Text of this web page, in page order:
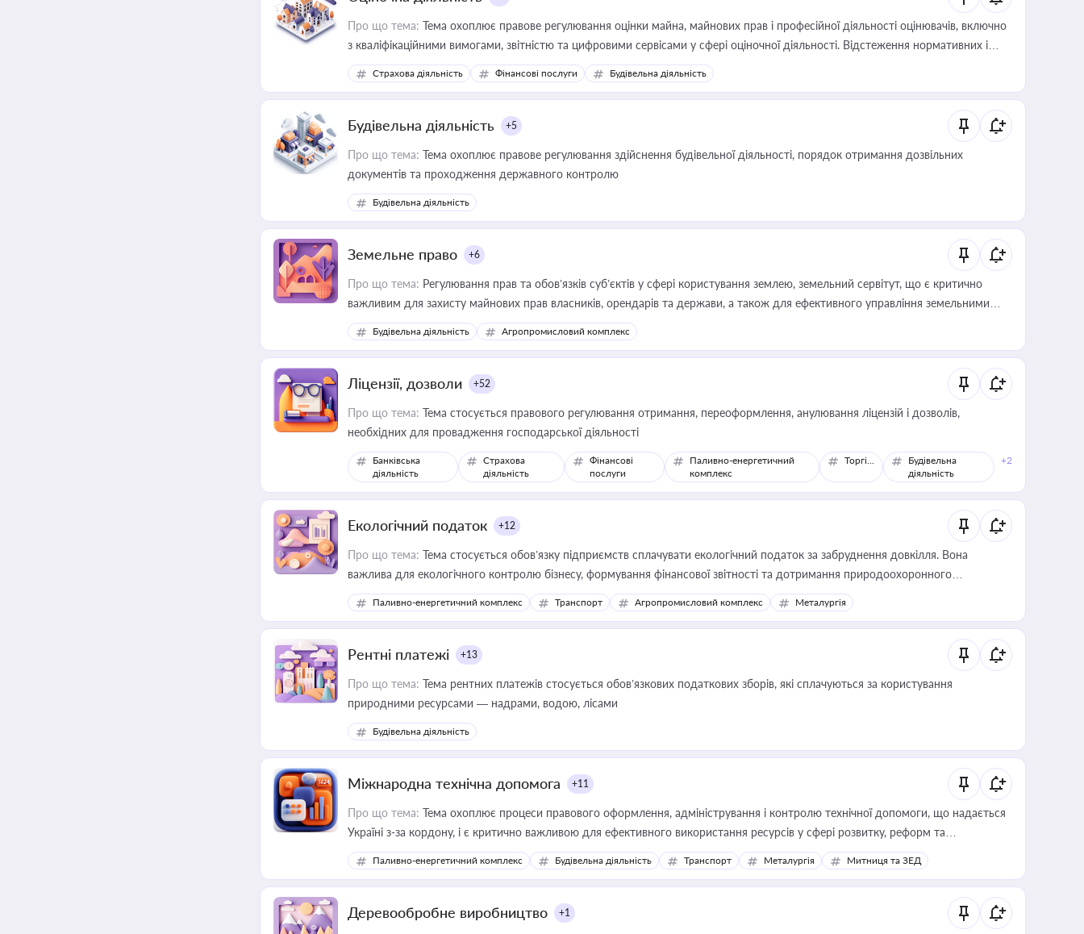
Про що тема: Тема охоплює правове регулювання оцінки майна, майнових прав і професійної діяльності оцінювачів, включно
з кваліфікаційними вимогами, звітністю та цифровими сервісами у сфері оціночної діяльності. Відстеження нормативних і
медійних змін у цій сфері корисне для власника бізнесу, керівника, юриста або бухгалтера під час оподаткування,
приватизації, оренди державного майна, корпоративних угод і перевірки статусу суб'єктів оціночної діяльності
Страхова діяльність Фінансові послуги Будівельна діяльність
Будівельна діяльність +5
Про що тема: Тема охоплює правове регулювання здійснення будівельної діяльності, порядок отримання дозвільних
документів та проходження державного контролю
Будівельна діяльність
Земельне право +6
Про що тема: Регулювання прав та обов’язків суб’єктів у сфері користування землею, земельний сервітут, що є критично
важливим для захисту майнових прав власників, орендарів та держави, а також для ефективного управління земельними
ресурсами
Будівельна діяльність Агропромисловий комплекс
Ліцензії, дозволи +52
Про що тема: Тема стосується правового регулювання отримання, переоформлення, анулювання ліцензій і дозволів,
необхідних для провадження господарської діяльності
Банківська
діяльність
Страхова
діяльність
Фінансові
послуги
Паливно-енергетичний
комплекс
Торгівля
Будівельна
діяльність
+2
Екологічний податок +12
Про що тема: Тема стосується обов’язку підприємств сплачувати екологічний податок за забруднення довкілля. Вона
важлива для екологічного контролю бізнесу, формування фінансової звітності та дотримання природоохоронного
законодавства
Паливно-енергетичний комплекс Транспорт Агропромисловий комплекс Металургія
Рентні платежі +13
Про що тема: Тема рентних платежів стосується обов’язкових податкових зборів, які сплачуються за користування
природними ресурсами — надрами, водою, лісами
Будівельна діяльність
Міжнародна технічна допомога +11
Про що тема: Тема охоплює процеси правового оформлення, адміністрування і контролю технічної допомоги, що надається
Україні з-за кордону, і є критично важливою для ефективного використання ресурсів у сфері розвитку, реформ та
інфраструктурних проєктів
Паливно-енергетичний комплекс Будівельна діяльність Транспорт Металургія Митниця та ЗЕД
Деревообробне виробництво +1